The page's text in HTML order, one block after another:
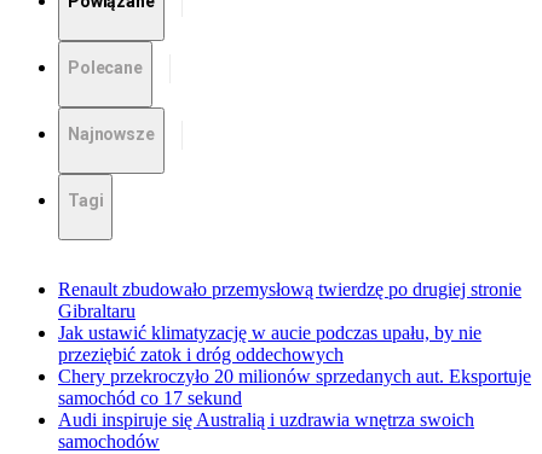
Polecane
Najnowsze
Tagi
Renault zbudowało przemysłową twierdzę po drugiej stronie
Gibraltaru
Jak ustawić klimatyzację w aucie podczas upału, by nie
przeziębić zatok i dróg oddechowych
Chery przekroczyło 20 milionów sprzedanych aut. Eksportuje
samochód co 17 sekund
Audi inspiruje się Australią i uzdrawia wnętrza swoich
samochodów